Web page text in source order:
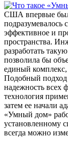
США впервые
подразумевалось
эффективное и
пространства.
разработать
позволила бы
единый
Подобный подход
надежность всех
технология
затем ее начали
«Умный дом»
установленному
всегда можно